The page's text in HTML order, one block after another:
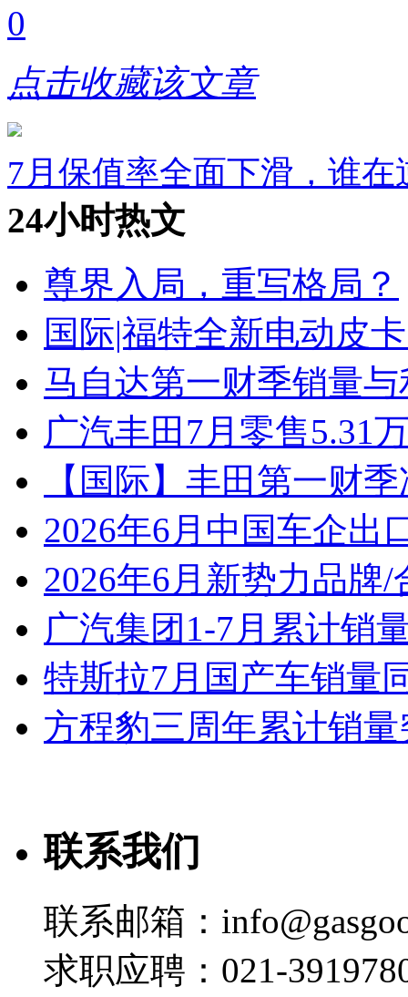
0
点击收藏该文章
7月保值率全面下滑，谁在
24小时热文
尊界入局，重写格局？
国际|福特全新电动皮
马自达第一财季销量
广汽丰田7月零售5.31
【国际】丰田第一财
2026年6月中国车企出
2026年6月新势力品牌
广汽集团1-7月累计销
特斯拉7月国产车销量
方程豹三周年累计销
联系我们
联系邮箱：
求职应聘：021-